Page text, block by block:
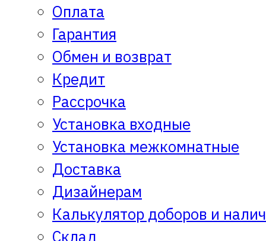
Оплата
Гарантия
Обмен и возврат
Кредит
Рассрочка
Установка входные
Установка межкомнатные
Доставка
Дизайнерам
Калькулятор доборов и
Склад